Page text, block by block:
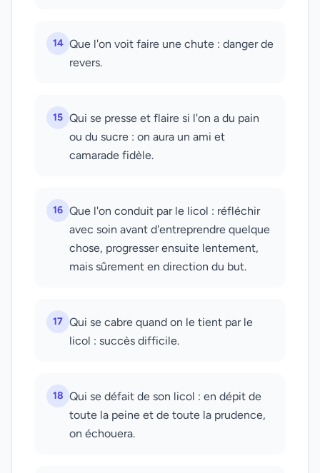
14 Que l'on voit faire une chute : danger de
revers.
15 Qui se presse et flaire si l'on a du pain
ou du sucre : on aura un ami et
camarade fidèle.
16 Que l'on conduit par le licol : réfléchir
avec soin avant d'entreprendre quelque
chose, progresser ensuite lentement,
mais sûrement en direction du but.
17 Qui se cabre quand on le tient par le
licol : succès difficile.
18 Qui se défait de son licol : en dépit de
toute la peine et de toute la prudence,
on échouera.